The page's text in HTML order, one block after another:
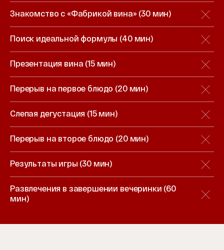
Знакомство с «Фабрикой вина» (30 мин)‭
Поиск идеальной формулы (40 мин)
Презентация вина (15 мин)
Перерыв на первое блюдо (20 мин)
Слепая дегустация (15 мин)
Перерыв на второе блюдо (20 мин)
Результаты игры (30 мин)
Развлечения в завершении вечеринки (60
мин)